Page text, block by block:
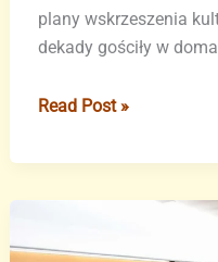
plany wskrzeszenia
dekady gościły w
Powrót
marki
Wyspy
Read Post »